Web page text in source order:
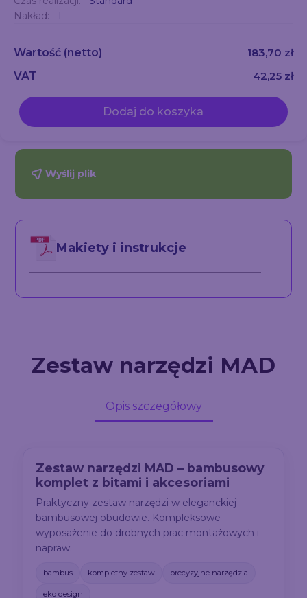
Nakład:
1
Wartość (netto)
183,70 zł
VAT
42,25 zł
Dodaj do koszyka
Wyślij plik
Makiety i instrukcje
Zestaw narzędzi MAD
Opis szczegółowy
Zestaw narzędzi MAD – bambusowy
komplet z bitami i akcesoriami
Praktyczny zestaw narzędzi w eleganckiej
bambusowej obudowie. Kompleksowe
wyposażenie do drobnych prac montażowych i
napraw.
bambus kompletny zestaw precyzyjne narzędzia
eko design